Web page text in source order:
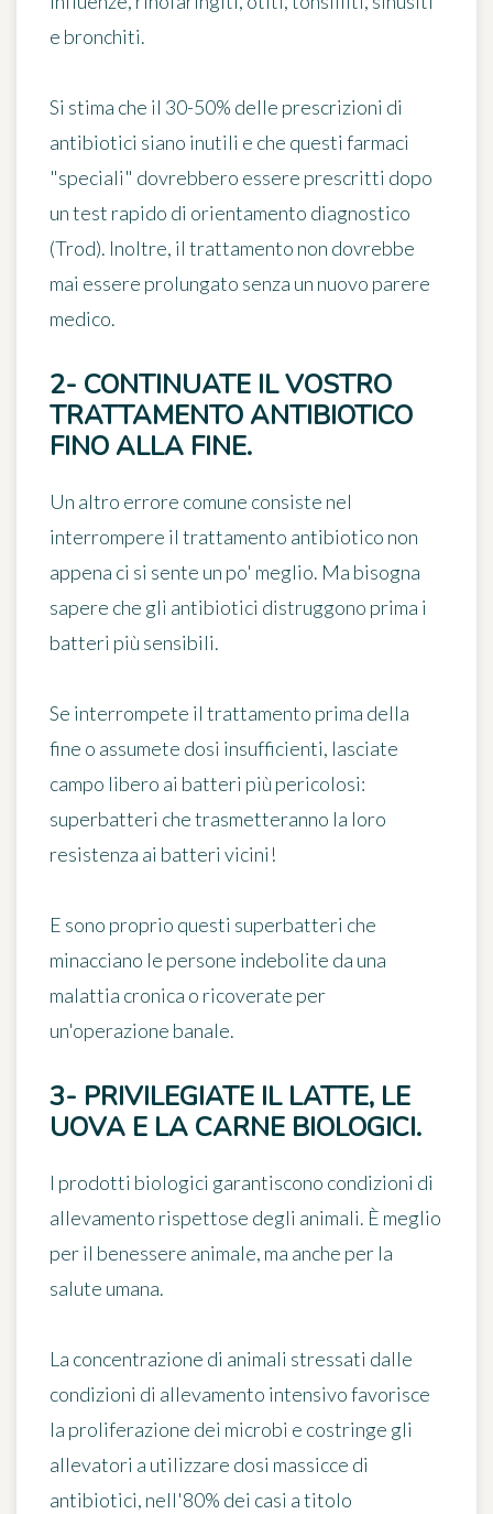
e bronchiti.
Si stima che il 30-50% delle prescrizioni di
antibiotici siano inutili e che questi farmaci
"speciali" dovrebbero essere prescritti dopo
un test rapido di orientamento diagnostico
(Trod). Inoltre, il trattamento non dovrebbe
mai essere prolungato senza un nuovo parere
medico.
2- CONTINUATE IL VOSTRO
TRATTAMENTO ANTIBIOTICO
FINO ALLA FINE.
Un altro errore comune consiste nel
interrompere il trattamento antibiotico non
appena ci si sente un po' meglio. Ma bisogna
sapere che gli antibiotici distruggono prima i
batteri più sensibili.
Se interrompete il trattamento prima della
fine o assumete dosi insufficienti, lasciate
campo libero ai batteri più pericolosi:
superbatteri che trasmetteranno la loro
resistenza ai batteri vicini!
E sono proprio questi superbatteri che
minacciano le persone indebolite da una
malattia cronica o ricoverate per
un'operazione banale.
3- PRIVILEGIATE IL LATTE, LE
UOVA E LA CARNE BIOLOGICI.
I prodotti biologici garantiscono condizioni di
allevamento rispettose degli animali. È meglio
per il benessere animale, ma anche per la
salute umana.
La concentrazione di animali stressati dalle
condizioni di allevamento intensivo favorisce
la proliferazione dei microbi e costringe gli
allevatori a utilizzare dosi massicce di
antibiotici, nell'80% dei casi a titolo